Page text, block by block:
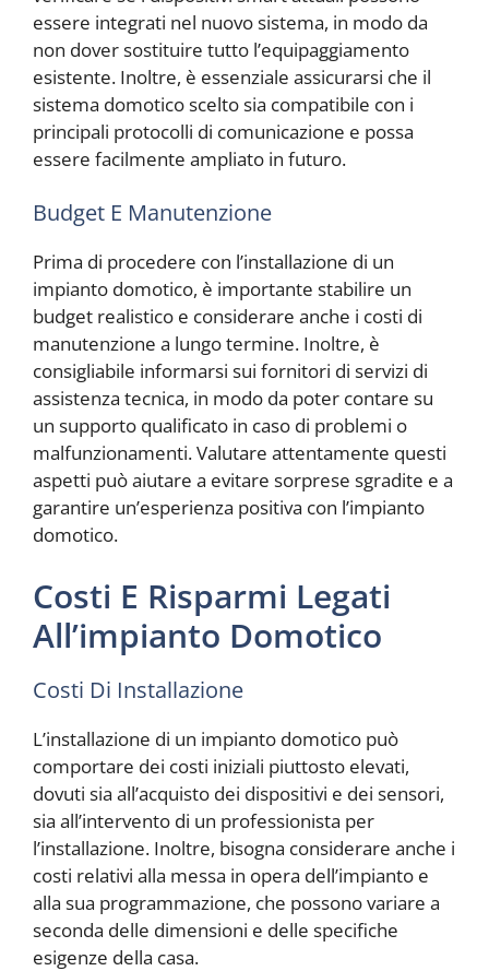
essere integrati nel nuovo sistema, in modo da
non dover sostituire tutto l’equipaggiamento
esistente. Inoltre, è essenziale assicurarsi che il
sistema domotico scelto sia compatibile con i
principali protocolli di comunicazione e possa
essere facilmente ampliato in futuro.
Budget E Manutenzione
Prima di procedere con l’installazione di un
impianto domotico, è importante stabilire un
budget realistico e considerare anche i costi di
manutenzione a lungo termine. Inoltre, è
consigliabile informarsi sui fornitori di servizi di
assistenza tecnica, in modo da poter contare su
un supporto qualificato in caso di problemi o
malfunzionamenti. Valutare attentamente questi
aspetti può aiutare a evitare sorprese sgradite e a
garantire un’esperienza positiva con l’impianto
domotico.
Costi E Risparmi Legati
All’impianto Domotico
Costi Di Installazione
L’installazione di un impianto domotico può
comportare dei costi iniziali piuttosto elevati,
dovuti sia all’acquisto dei dispositivi e dei sensori,
sia all’intervento di un professionista per
l’installazione. Inoltre, bisogna considerare anche i
costi relativi alla messa in opera dell’impianto e
alla sua programmazione, che possono variare a
seconda delle dimensioni e delle specifiche
esigenze della casa.